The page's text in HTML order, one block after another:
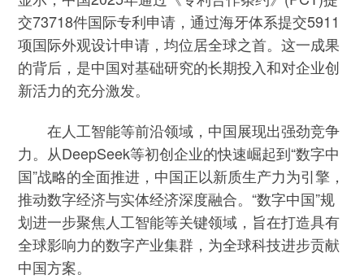
交73718件国际专利申请，通过海牙体系提交5911
项国际外观设计申请，均位居全球之首。这一成果
的背后，是中国对基础研究的长期投入和对企业创
新活力的充分激发。
在人工智能等前沿领域，中国展现出强劲竞争
力。从DeepSeek等初创企业的快速崛起到“数字中
国”战略的全面推进，中国正以新质生产力为引擎，
推动数字经济与实体经济深度融合。“数字中国”规
划进一步聚焦人工智能等关键领域，旨在打造具有
全球影响力的数字产业集群，为全球科技进步贡献
中国方案。